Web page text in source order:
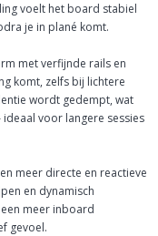
voelt het board stabiel
je in plané komt.
met verfijnde rails en
komt, zelfs bij lichtere
wordt gedempt, wat
voor langere sessies
meer directe en reactieve
en dynamisch
meer inboard
gevoel.